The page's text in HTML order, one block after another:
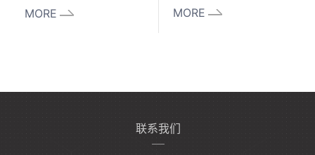
以“融合低空资源、激发产
一堂，共同见证低空经济领
MORE
业的信号屏蔽设备制造商，
功放模块的各种专业问题。
MORE
联系我们